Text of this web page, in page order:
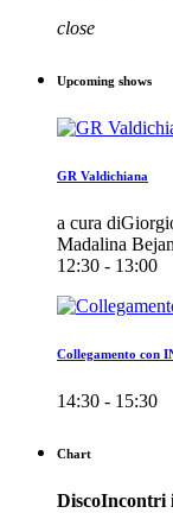
close
Upcoming shows
GR Valdichiana
a cura
Madalina
12:30 - 13:00
Collegamento con
14:30 - 15:30
Chart
DiscoIncontri